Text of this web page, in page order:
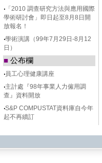
‧ 「2010 調查研究方法與應用國際
學術研討會」即日起至8月8日開
放報名！
‧學術演講（99年7月29日-8月12
日）
■ 公布欄
‧員工心理健康講座
‧主計處『98年事業人力僱用調
查』資料開放
‧S&P COMPUSTAT資料庫自今年
起不再續訂